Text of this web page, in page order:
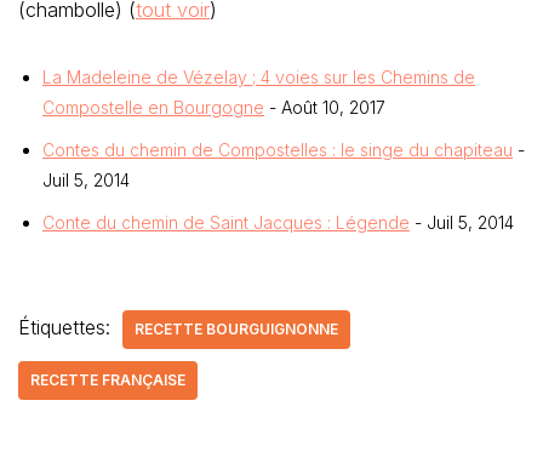
(chambolle) (tout voir)
La Madeleine de Vézelay ; 4 voies sur les Chemins de
Compostelle en Bourgogne - Août 10, 2017
Contes du chemin de Compostelles : le singe du chapiteau -
Juil 5, 2014
Conte du chemin de Saint Jacques : Légende - Juil 5, 2014
Étiquettes: RECETTE BOURGUIGNONNE
RECETTE FRANÇAISE